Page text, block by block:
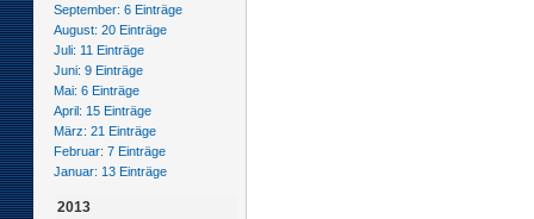
September: 6 Einträge
August: 20 Einträge
Juli: 11 Einträge
Juni: 9 Einträge
Mai: 6 Einträge
April: 15 Einträge
März: 21 Einträge
Februar: 7 Einträge
Januar: 13 Einträge
2013